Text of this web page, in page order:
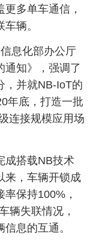
多单车通信，
辆。
息化部办公厅
通知》，强调了
，并就NB-IoT的
年底，打造一批
连接规模应用场
成搭载NB技术
来，车辆开锁成
保持100%，
辆失联情况，
息的互通。